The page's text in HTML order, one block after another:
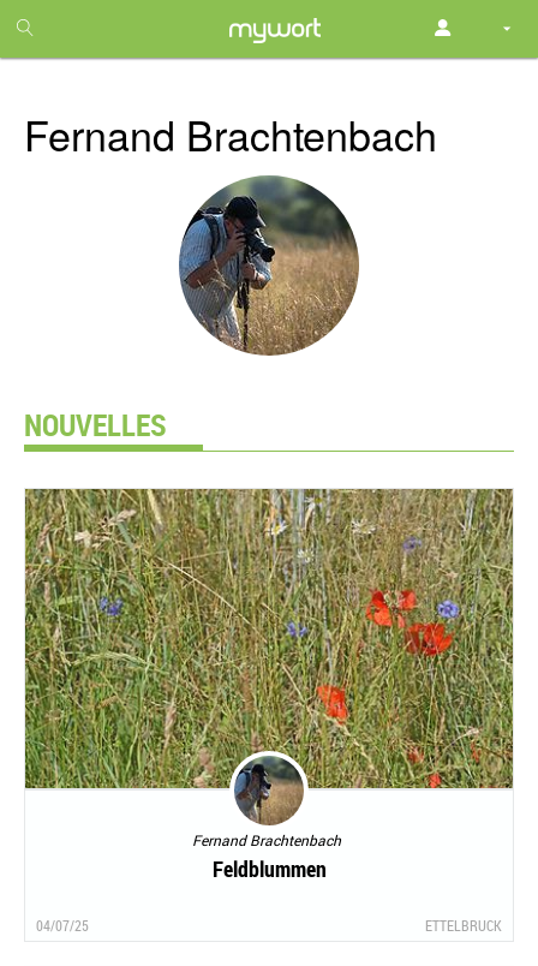
month
free
Fernand Brachtenbach
NOUVELLES
Fernand Brachtenbach
Feldblummen
04/07/25 ETTELBRUCK